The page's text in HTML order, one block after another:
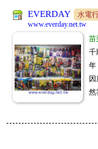
EVERDAY
水電
www.everday.net.tw
苗
千
年
然